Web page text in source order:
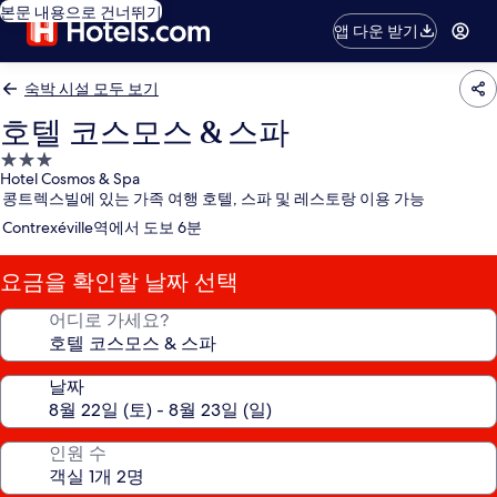
본문 내용으로 건너뛰기
앱 다운 받기
숙박 시설 모두 보기
호텔 코스모스 & 스파
3.0
성
급
숙
박
시
설
Hotel Cosmos & Spa
콩트렉스빌에 있는 가족 여행 호텔, 스파 및 레스토랑 이용 가능
Contrexéville역에서 도보 6분
요금을 확인할 날짜 선택
어디로 가세요?
날짜
인원 수